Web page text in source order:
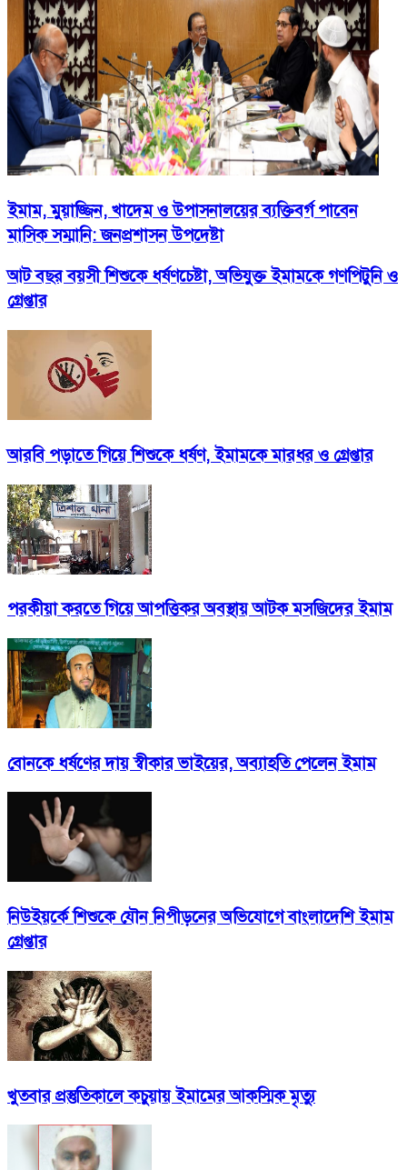
ইমাম, মুয়াজ্জিন, খাদেম ও উপাসনালয়ের ব্যক্তিবর্গ পাবেন
মাসিক সম্মানি: জনপ্রশাসন উপদেষ্টা
আট বছর বয়সী শিশুকে ধর্ষণচেষ্টা, অভিযুক্ত ইমামকে গণপিটুনি ও
গ্রেপ্তার
আরবি পড়াতে গিয়ে শিশুকে ধর্ষণ, ইমামকে মারধর ও গ্রেপ্তার
পরকীয়া করতে গিয়ে আপত্তিকর অবস্থায় আটক মসজিদের ইমাম
বোনকে ধর্ষণের দায় স্বীকার ভাইয়ের, অব্যাহতি পেলেন ইমাম
নিউইয়র্কে শিশুকে যৌন নিপীড়নের অভিযোগে বাংলাদেশি ইমাম
গ্রেপ্তার
খুতবার প্রস্তুতিকালে কচুয়ায় ইমামের আকস্মিক মৃত্যু